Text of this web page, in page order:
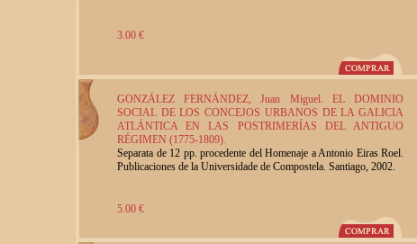
3.00 €
GONZÁLEZ FERNÁNDEZ, Juan Miguel. EL DOMINIO
SOCIAL DE LOS CONCEJOS URBANOS DE LA GALICIA
ATLÁNTICA EN LAS POSTRIMERÍAS DEL ANTIGUO
RÉGIMEN (1775-1809).
Separata de 12 pp. procedente del Homenaje a Antonio Eiras Roel.
Publicaciones de la Universidade de Compostela. Santiago, 2002.
5.00 €